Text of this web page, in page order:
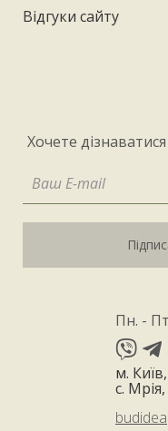
Відгуки сайту
Хочете
Пн. -
м.
с.